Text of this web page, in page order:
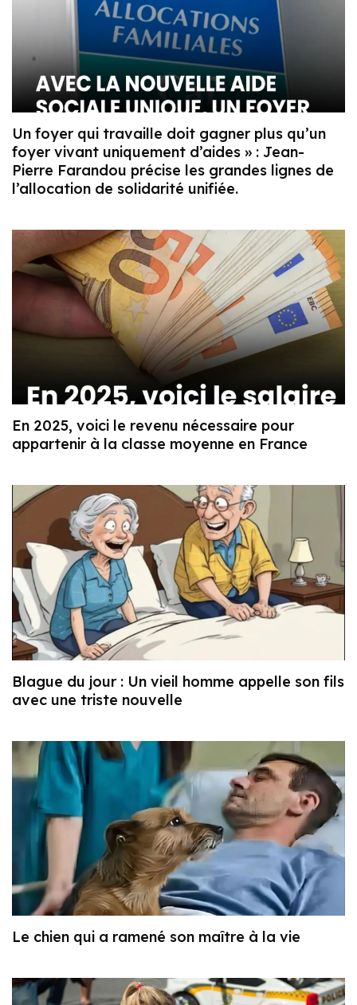
Un foyer qui travaille doit gagner plus qu’un
foyer vivant uniquement d’aides » : Jean-
Pierre Farandou précise les grandes lignes de
l’allocation de solidarité unifiée.
En 2025, voici le revenu nécessaire pour
appartenir à la classe moyenne en France
Blague du jour : Un vieil homme appelle son fils
avec une triste nouvelle
Le chien qui a ramené son maître à la vie